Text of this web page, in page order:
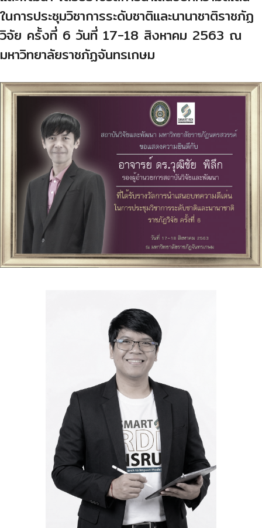
ในการประชุมวิชาการระดับชาติและนานาชาติราชภัฏ
วิจัย ครั้งที่ 6 วันที่ 17-18 สิงหาคม 2563 ณ
มหาวิทยาลัยราชภัฏจันทรเกษม